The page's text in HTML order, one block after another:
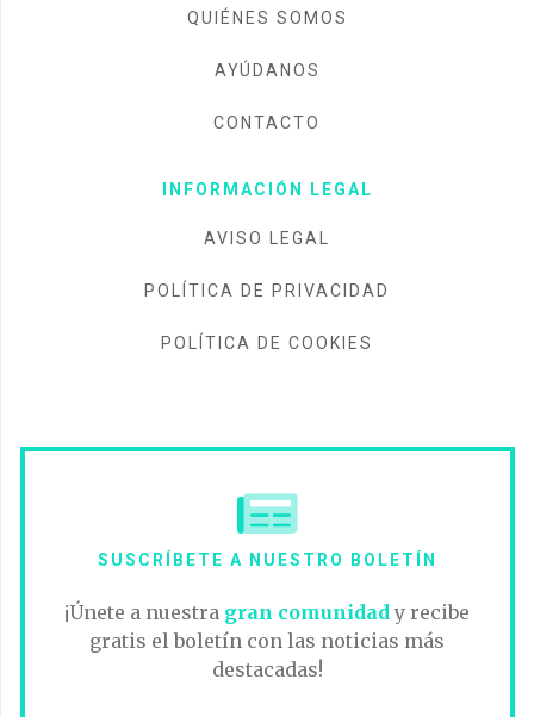
QUIÉNES SOMOS
AYÚDANOS
CONTACTO
INFORMACIÓN LEGAL
AVISO LEGAL
POLÍTICA DE PRIVACIDAD
POLÍTICA DE COOKIES
SUSCRÍBETE A NUESTRO BOLETÍN
¡Únete a nuestra gran comunidad y recibe
gratis el boletín con las noticias más
destacadas!